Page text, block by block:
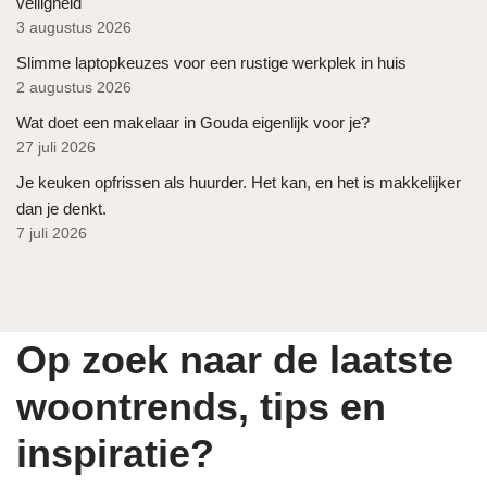
3 augustus 2026
Slimme laptopkeuzes voor een rustige werkplek in huis
2 augustus 2026
Wat doet een makelaar in Gouda eigenlijk voor je?
27 juli 2026
Je keuken opfrissen als huurder. Het kan, en het is makkelijker
dan je denkt.
7 juli 2026
Op zoek naar de laatste
woontrends, tips en
inspiratie?